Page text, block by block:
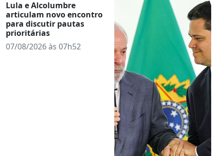
Lula e Alcolumbre
articulam novo encontro
para discutir pautas
prioritárias
07/08/2026 às 07h52